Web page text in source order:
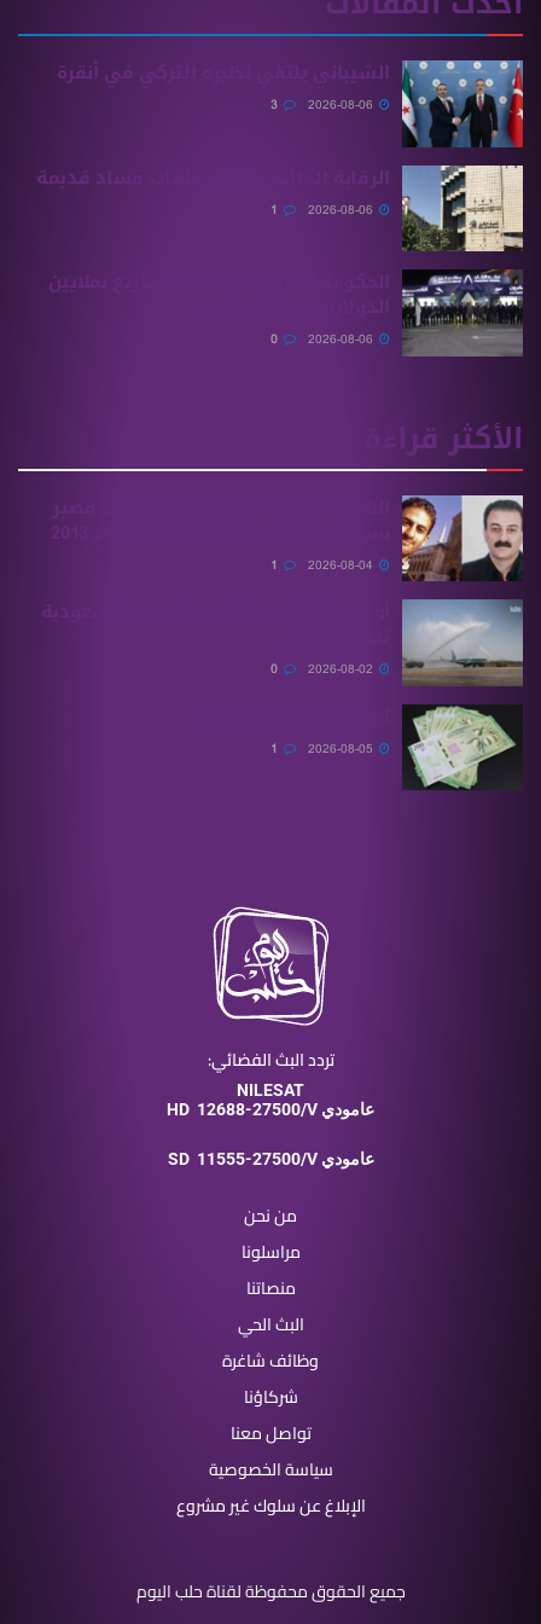
الشيباني يلتقي نظيره التركي في أنقرة
2026-08-06
3
الرقابة المالية تكشف ملفات فساد قديمة
2026-08-06
1
الحكومة السورية تخطط لمشاريع بملايين
الدولارات في دير الزور
0
قراءة
الهيئة الوطنية للمفقودين تكشف مصير
بسام بحرة وابنه المفقودان منذ عام 2013
2026-08-04
1
أولى الرحلات من ‏تركيا وألمانيا والسعودية
تصل إلى حلب
2026-08-02
0
ارتفاع في أسعار الذهب
2026-08-05
1
تردد البث الفضائي:
HD
SD
وظائف شاغرة
تواصل معنا
سياسة الخصوصية
الإبلاغ عن سلوك غير مشروع
جميع الحقوق محفوظة لقناة حلب اليوم